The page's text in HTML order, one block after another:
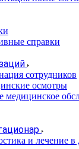
справки
сотрудников
осмотры
медицинское
и лечение